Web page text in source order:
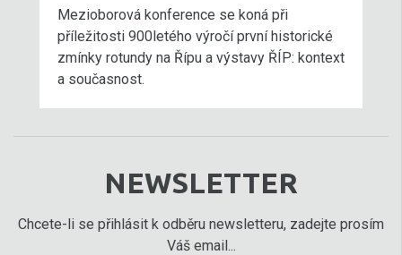
Mezioborová konference se koná při
příležitosti 900letého výročí první historické
zmínky rotundy na Řípu a výstavy ŘÍP: kontext
a současnost.
NEWSLETTER
Chcete-li se přihlásit k odběru newsletteru, zadejte prosím
Váš email...